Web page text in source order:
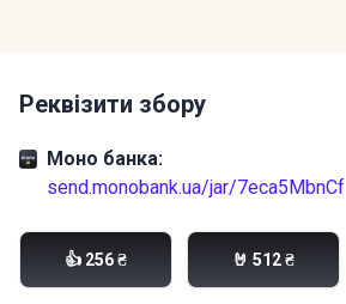
Реквізити збору
Моно банка:
send.monobank.ua/jar/7eca5MbnCf
👍 256 ₴ 🤘 512 ₴
dennis.yarmosh@gmail.com